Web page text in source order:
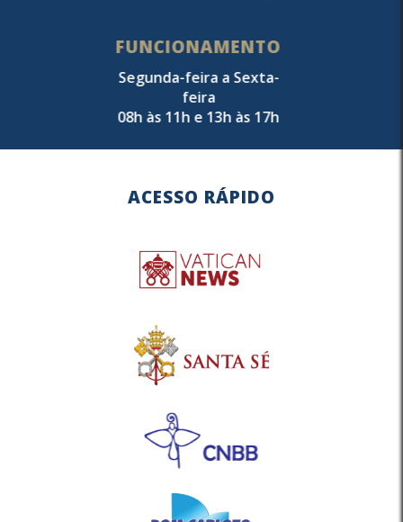
FUNCIONAMENTO
Segunda-feira a Sexta-
feira
08h às 11h e 13h às 17h
ACESSO RÁPIDO